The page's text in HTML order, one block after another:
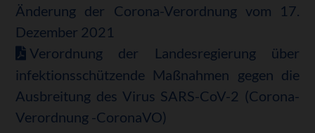
Änderung der Corona-Verordnung vom 17.
Dezember 2021
Verordnung der Landesregierung über
infektionsschützende Maßnahmen gegen die
Ausbreitung des Virus SARS-CoV-2 (Corona-
Verordnung -CoronaVO)